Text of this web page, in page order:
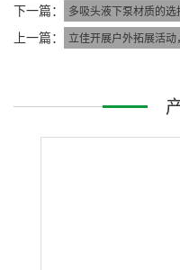
下一篇： 多吸头液下泵材质的选
上一篇： 立佳开展户外拓展活